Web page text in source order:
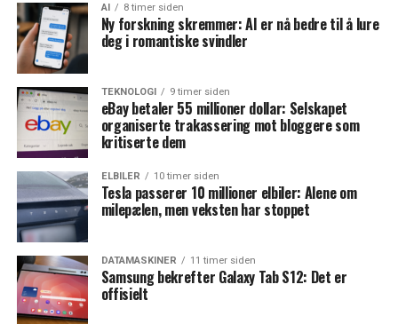
AI 8 timer siden
Ny forskning skremmer: AI er nå bedre til å lure
deg i romantiske svindler
TEKNOLOGI 9 timer siden
eBay betaler 55 millioner dollar: Selskapet
organiserte trakassering mot bloggere som
kritiserte dem
ELBILER 10 timer siden
Tesla passerer 10 millioner elbiler: Alene om
milepælen, men veksten har stoppet
DATAMASKINER 11 timer siden
Samsung bekrefter Galaxy Tab S12: Det er
offisielt